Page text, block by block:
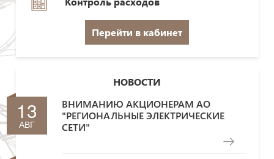
Перейти в кабинет
НОВОСТИ
13
АВГ
ВНИМАНИЮ АКЦИОНЕРАМ АО
"РЕГИОНАЛЬНЫЕ ЭЛЕКТРИЧЕСКИЕ
СЕТИ"